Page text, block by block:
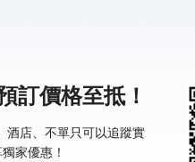
訂價格至抵！
酒店、不單只可以追蹤實
家優惠！